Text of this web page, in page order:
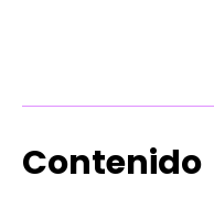
Contenido